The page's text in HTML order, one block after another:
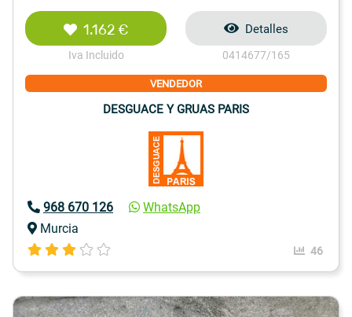
1.162 €
Iva Incluido
Detalles
0414677/165
VENDEDOR
DESGUACE Y GRUAS PARIS
968 670 126
WhatsApp
Murcia
46